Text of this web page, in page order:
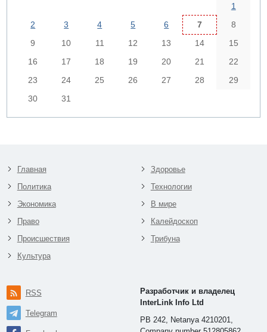
1
2
3 4 5 6 7
8
9
10 11 12 13 14
15
16
17 18 19 20 21
22
23
24 25 26 27 28
29
30
31
Главная
Политика
Экономика
Право
Происшествия
Культура
Здоровье
Технологии
В мире
Калейдоскоп
Трибуна
RSS
Telegram
Разработчик и владелец
InterLink Info Ltd
PB 242, Netanya 4210201,